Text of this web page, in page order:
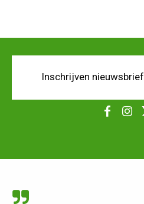
Inschrijven nieuwsbrief